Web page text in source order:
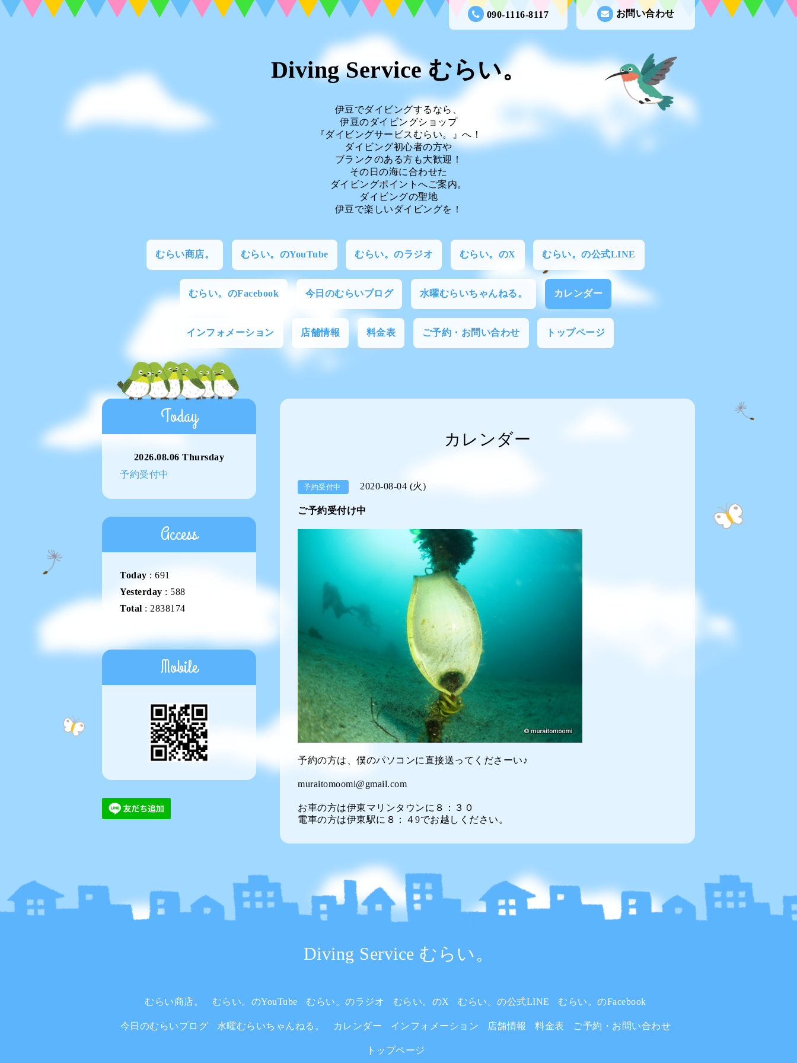
お問い合わせ
090-1116-8117
Diving Service むらい。
伊豆でダイビングするなら、
伊豆のダイビングショップ
『ダイビングサービスむらい。』へ！
ダイビング初心者の方や
ブランクのある方も大歓迎！
その日の海に合わせた
ダイビングポイントへご案内。
ダイビングの聖地
伊豆で楽しいダイビングを！
むらい商店。 むらい。のYouTube むらい。のラジオ むらい。のX むらい。の公式LINE
むらい。のFacebook 今日のむらいブログ 水曜むらいちゃんねる。 カレンダー
インフォメーション 店舗情報 料金表 ご予約・お問い合わせ トップページ
カレンダー
予約受付中 2020-08-04 (火)
ご予約受付け中
予約の方は、僕のパソコンに直接送ってくださーい♪
muraitomoomi@gmail.com
お車の方は伊東マリンタウンに８：３０
電車の方は伊東駅に８：４9でお越しください。
Today
2026.08.06 Thursday
予約受付中
Access
Today : 691
Yesterday : 588
Total : 2838174
Mobile
Diving Service むらい。
むらい商店。 むらい。のYouTube むらい。のラジオ むらい。のX むらい。の公式LINE むらい。のFacebook
今日のむらいブログ 水曜むらいちゃんねる。 カレンダー インフォメーション 店舗情報 料金表 ご予約・お問い合わせ
トップページ